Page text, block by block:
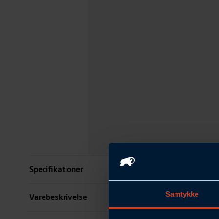
Samtykke
Specifikationer
Farve
Varebeskrivelse